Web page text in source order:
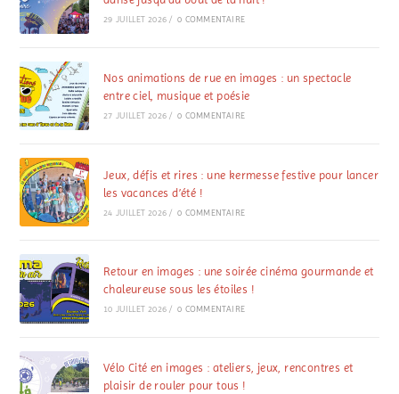
29 JUILLET 2026 / 0 COMMENTAIRE
Nos animations de rue en images : un spectacle
entre ciel, musique et poésie
27 JUILLET 2026 / 0 COMMENTAIRE
Jeux, défis et rires : une kermesse festive pour lancer
les vacances d’été !
24 JUILLET 2026 / 0 COMMENTAIRE
Retour en images : une soirée cinéma gourmande et
chaleureuse sous les étoiles !
10 JUILLET 2026 / 0 COMMENTAIRE
Vélo Cité en images : ateliers, jeux, rencontres et
plaisir de rouler pour tous !